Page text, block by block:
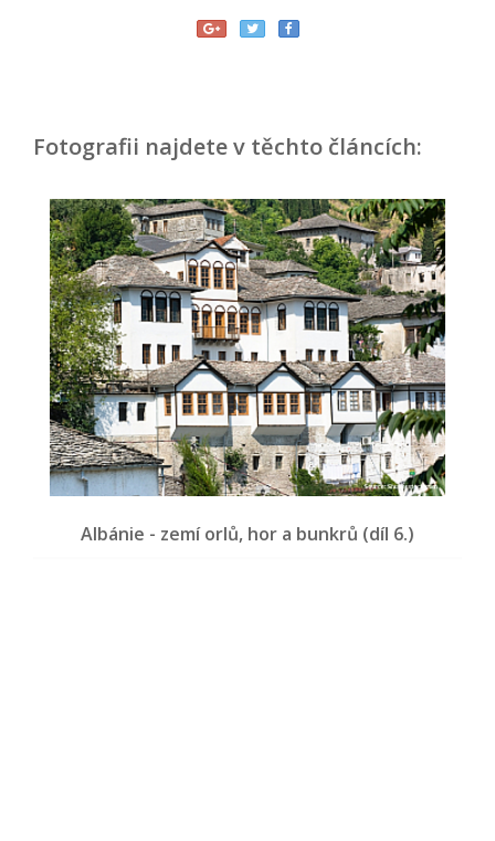
Fotografii najdete v těchto článcích:
Albánie - zemí orlů, hor a bunkrů (díl 6.)